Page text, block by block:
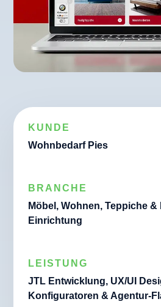
KUNDE
Wohnbedarf Pies
BRANCHE
Möbel, Wohnen, Teppiche
Einrichtung
LEISTUNG
JTL Entwicklung, UX/UI
Konfiguratoren & Agentur-